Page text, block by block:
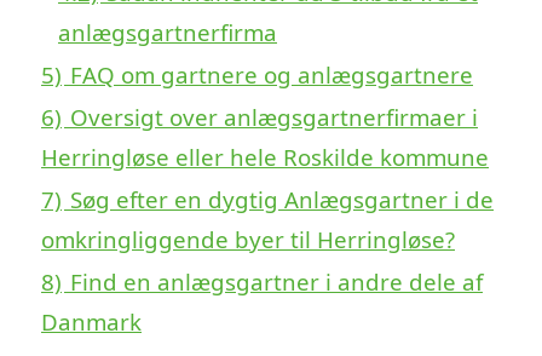
anlægsgartnerfirma
5) FAQ om gartnere og anlægsgartnere
6) Oversigt over anlægsgartnerfirmaer i
Herringløse eller hele Roskilde kommune
7) Søg efter en dygtig Anlægsgartner i de
omkringliggende byer til Herringløse?
8) Find en anlægsgartner i andre dele af
Danmark